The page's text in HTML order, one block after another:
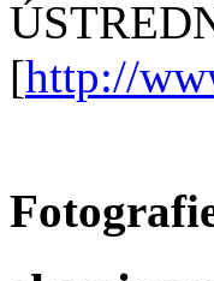
[http://